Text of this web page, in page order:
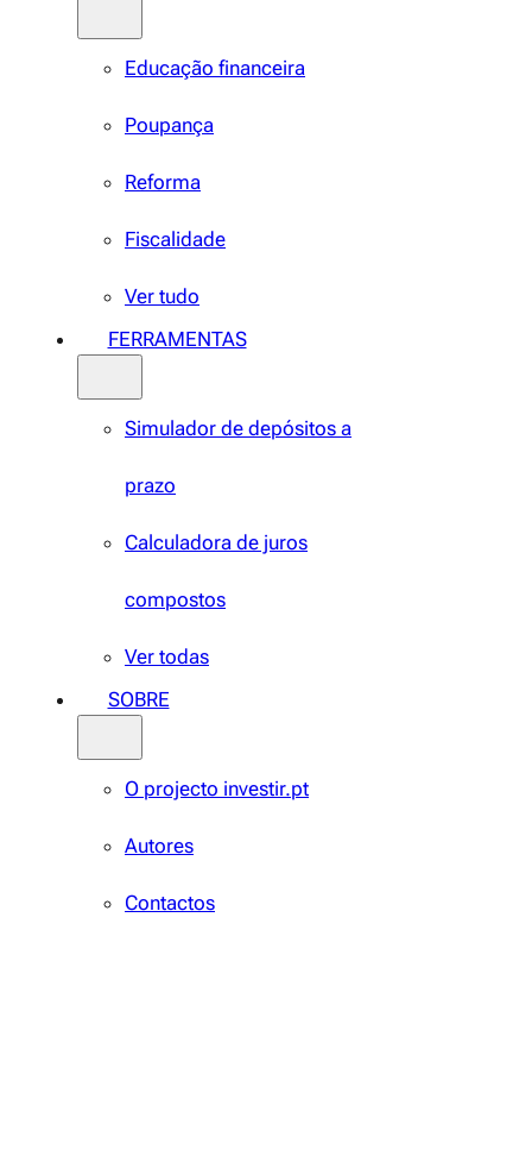
Educação financeira
Poupança
Reforma
Fiscalidade
Ver tudo
FERRAMENTAS
Simulador de depósitos a
prazo
Calculadora de juros
compostos
Ver todas
SOBRE
O projecto investir.pt
Autores
Contactos